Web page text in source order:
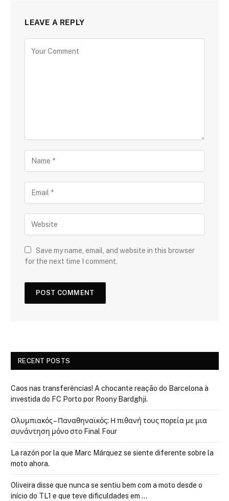
LEAVE A REPLY
Save my name, email, and website in this browser
for the next time I comment.
RECENT POSTS
Caos nas transferências! A chocante reação do Barcelona à
investida do FC Porto por Roony Bardghji.
Ολυμπιακός – Παναθηναϊκός: Η πιθανή τους πορεία με μια
συνάντηση μόνο στο Final Four
La razón por la que Marc Márquez se siente diferente sobre la
moto ahora.
Oliveira disse que nunca se sentiu bem com a moto desde o
início do TL1 e que teve dificuldades em …